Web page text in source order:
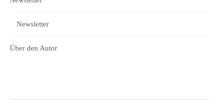
Newsletter
Über den Autor